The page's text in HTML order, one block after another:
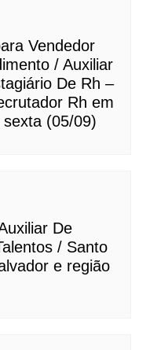
Vendedor
/ Auxiliar
De Rh –
Rh em
(05/09)
De
/ Santo
e região